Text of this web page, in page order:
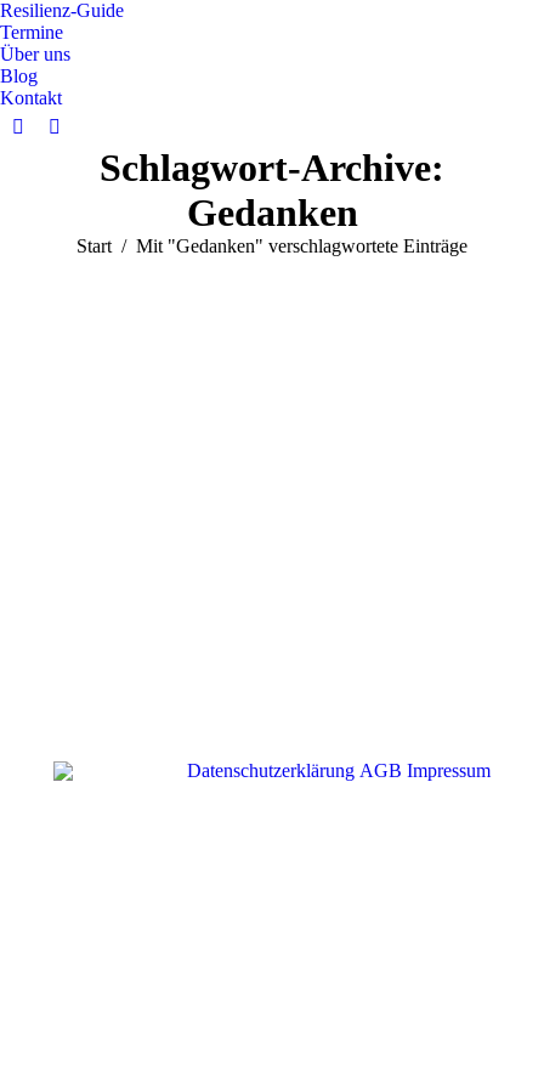
Resilienz-Guide
Termine
Über uns
Blog
Kontakt
Schlagwort-Archive:
Gedanken
Sie befinden sich hier:
Start Mit "Gedanken" verschlagwortete Einträge
Datenschutzerklärung AGB Impressum